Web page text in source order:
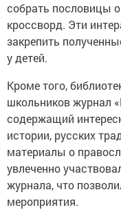
собрать пословицы
кроссворд. Эти
закрепить
у детей.
Кроме того,
школьников журнал
содержащий
истории, русских
материалы о
увлеченно
журнала, что
мероприятия.